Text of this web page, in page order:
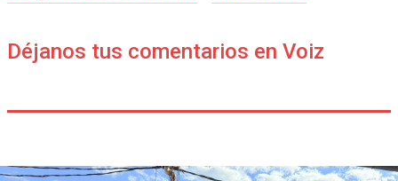
Déjanos tus comentarios en Voiz